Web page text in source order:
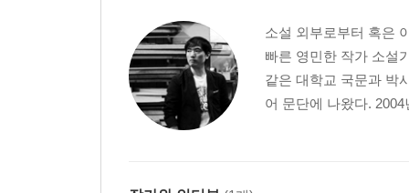
소설 외부로부터 혹은
빠른 영민한 작가 소설
같은 대학교 국문과 박
어 문단에 나왔다.